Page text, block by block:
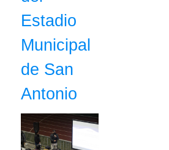
Estadio
Municipal
de San
Antonio